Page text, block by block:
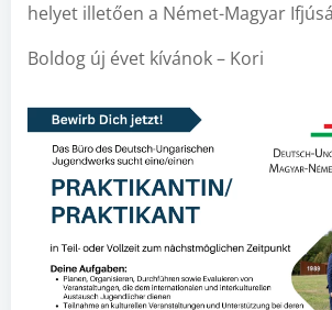
helyet illetően a Német-Magyar
Boldog új évet kívánok – Kori